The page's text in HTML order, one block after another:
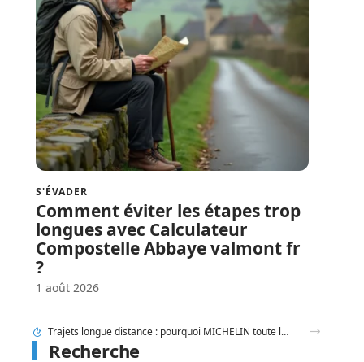
S'ÉVADER
Comment éviter les étapes trop
longues avec Calculateur
Compostelle Abbaye valmont fr
?
1 août 2026
Entauvergne.fr destination ou offices de tourisme locaux : quel réflexe adopter ?
Recherche